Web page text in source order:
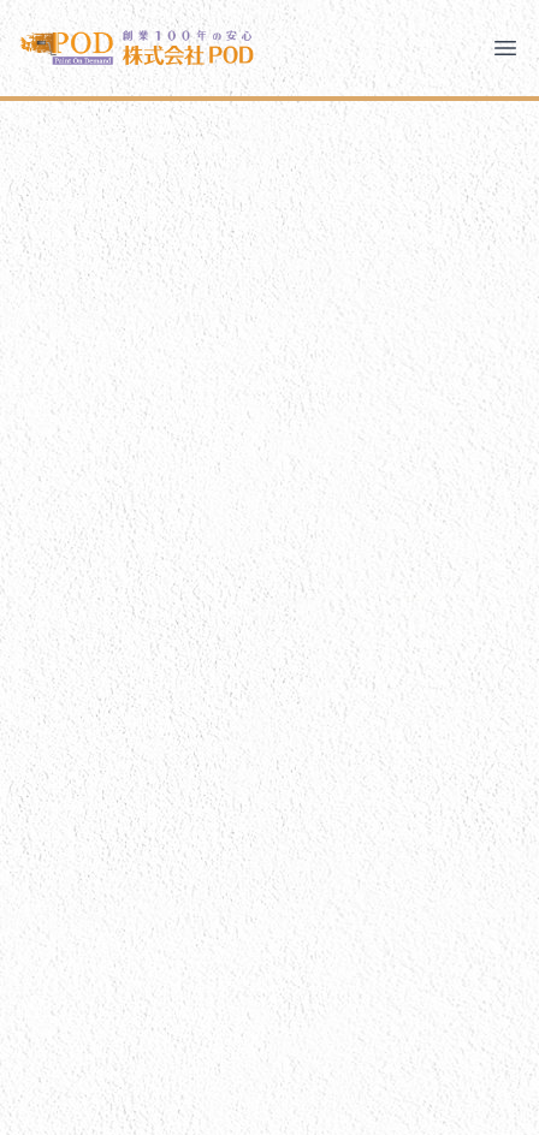
メインコンテンツにスキップ
株式会社ペイント・オン・デマンド
千葉の外壁塗装・屋根塗装なら創業100年の安心 ペイン
株式会社ペイント・オン・デマンド
モバイルメニュー
PODのまちづくり
ご相談と流れ
PODについて